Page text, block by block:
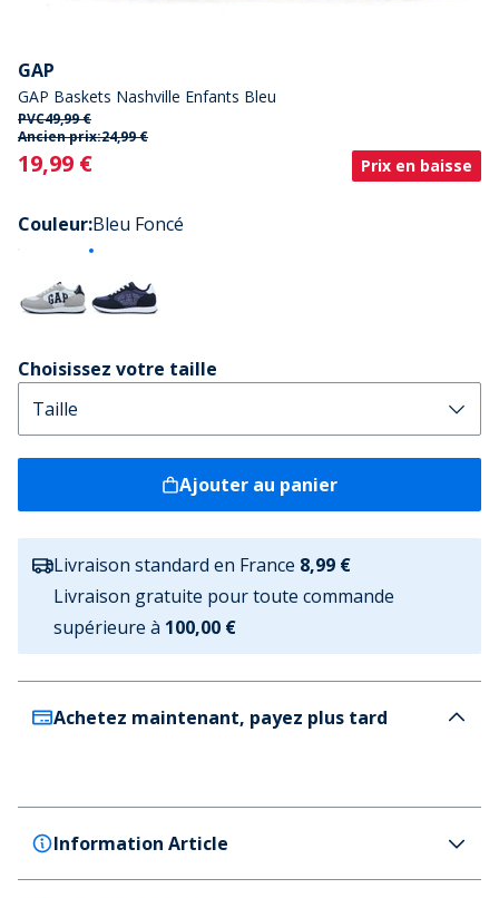
GAP
GAP Baskets Nashville Enfants Bleu
PVC49,99 €
Ancien prix:24,99 €
Current
19,99 € Prix en baisse
Couleur:Bleu Foncé
Choisissez votre taille
Ajouter au panier
Livraison standard en France 8,99 €
Livraison gratuite pour toute commande
supérieure à 100,00 €
Achetez maintenant, payez plus tard
Information Article